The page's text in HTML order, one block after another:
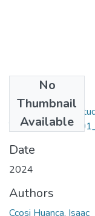
No
Thumbnail
Available
Grado de
Date
2024
Authors
Ccosi Huanca, Isaac